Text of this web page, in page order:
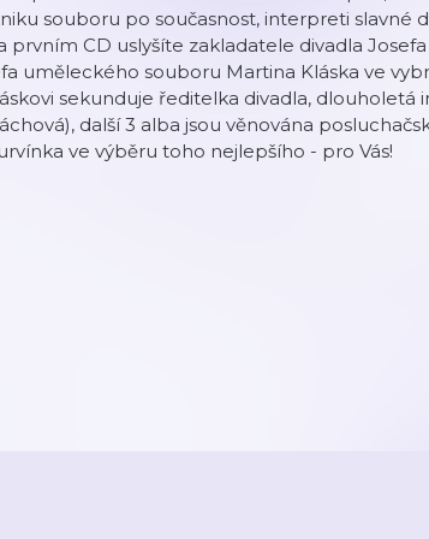
souboru po současnost, interpreti slavné
prvním CD uslyšíte zakladatele divadla
uměleckého souboru Martina Kláska ve
sekunduje ředitelka divadla,
další 3 alba jsou věnována
ve výběru toho nejlepšího - pro Vás!